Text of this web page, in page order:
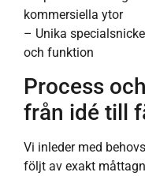
kommersiella ytor
– Unika
och funktion
Process
från idé till
Vi inleder med
följt av exakt